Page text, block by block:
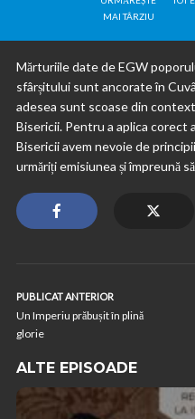
MAI TÂRZIU
Mărturiile date de EGW
sfârșitului sunt ancorate în
adesea sunt scoase din
Bisericii. Pentru a aplica corect
Bisericii avem nevoie de
urmăriți emisiunea și împreună
PUBLICAT ANTERIOR
Un Imperiu prăbușit în plină
glorie
ALTE EPISOADE